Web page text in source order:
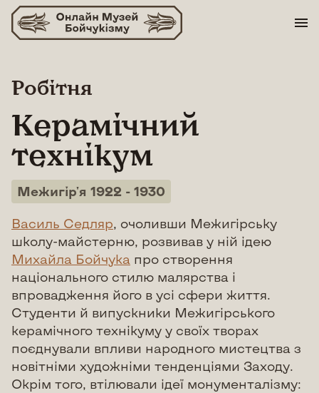
Skip
content
Робітня
Керамічний
технікум
Межигір'я 1922 - 1930
Василь Седляр, очоливши Межигірську
школу-майстерню, розвивав у ній ідею
Михайла Бойчука про створення
національного стилю малярства і
впровадження його в усі сфери життя.
Студенти й випускники Межигірського
керамічного технікуму у своїх творах
поєднували впливи народного мистецтва з
новітніми художніми тенденціями Заходу.
Окрім того, втілювали ідеї монументалізму: